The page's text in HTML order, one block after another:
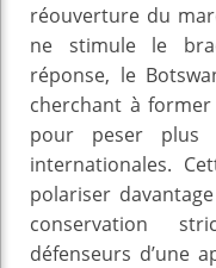
réouverture du
ne stimule le
réponse, le
cherchant à
pour peser plus
internationales.
polariser
conservation
défenseurs d’une